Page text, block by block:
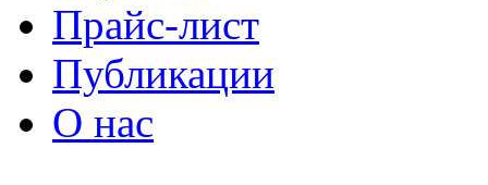
Прайс-лист
Публикации
О нас